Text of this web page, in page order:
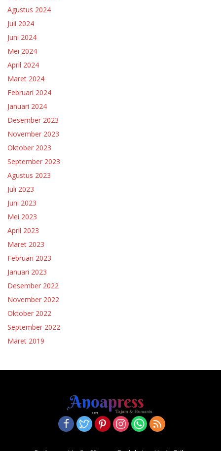
Agustus 2024
Juli 2024
Juni 2024
Mei 2024
April 2024
Maret 2024
Februari 2024
Januari 2024
Desember 2023
November 2023
Oktober 2023
September 2023
Agustus 2023
Juli 2023
Juni 2023
Mei 2023
April 2023
Maret 2023
Februari 2023
Januari 2023
Desember 2022
November 2022
Oktober 2022
September 2022
Maret 2019